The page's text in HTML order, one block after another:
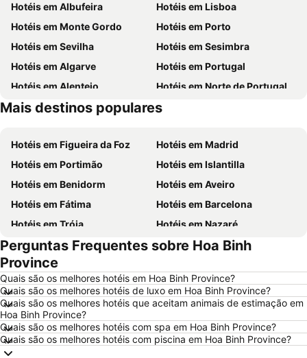
Hotéis em Albufeira
Hotéis em Lisboa
Hotéis em Monte Gordo
Hotéis em Porto
Hotéis em Sevilha
Hotéis em Sesimbra
Hotéis em Algarve
Hotéis em Portugal
Hotéis em Alentejo
Hotéis em Norte de Portugal
Hotéis em Madeira
Hotéis em Espanha
Mais destinos populares
Hotéis em Figueira da Foz
Hotéis em Madrid
Hotéis em Portimão
Hotéis em Islantilla
Hotéis em Benidorm
Hotéis em Aveiro
Hotéis em Fátima
Hotéis em Barcelona
Hotéis em Tróia
Hotéis em Nazaré
Hotéis em Évora
Hotéis em Peniche
Hotéis em Porto Santo
Hotéis em Sangenjo
Hotéis em Vila Nova de Milfontes
Hotéis em Vilamoura
Hotéis em Vigo
Hotéis em Roma
Hotéis em Centro de Portugal
Hotéis em Sul de Espanha
Hotéis em Málaga
Perguntas Frequentes sobre Hoa Binh
Province
Quais são os melhores hotéis em Hoa Binh Province?
Quais são os melhores hotéis de luxo em Hoa Binh Province?
Quais são os melhores hotéis que aceitam animais de estimação em
Hoa Binh Province?
Quais são os melhores hotéis com spa em Hoa Binh Province?
Quais são os melhores hotéis com piscina em Hoa Binh Province?